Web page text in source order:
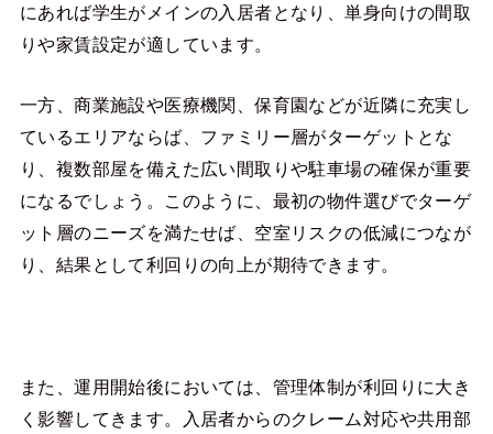
にあれば学生がメインの入居者となり、単身向けの間取
りや家賃設定が適しています。
一方、商業施設や医療機関、保育園などが近隣に充実し
ているエリアならば、ファミリー層がターゲットとな
り、複数部屋を備えた広い間取りや駐車場の確保が重要
になるでしょう。このように、最初の物件選びでターゲ
ット層のニーズを満たせば、空室リスクの低減につなが
り、結果として利回りの向上が期待できます。
また、運用開始後においては、管理体制が利回りに大き
く影響してきます。入居者からのクレーム対応や共用部